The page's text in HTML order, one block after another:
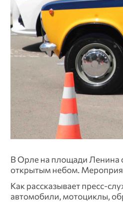
В Орле на площади Ленина
открытым небом.
Как рассказывает пресс-
автомобили, мотоциклы,